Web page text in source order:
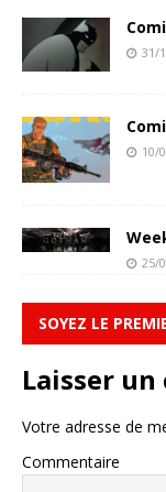
31/
10/
25/
SOYEZ LE
Laisser
Votre adresse de
Commentaire